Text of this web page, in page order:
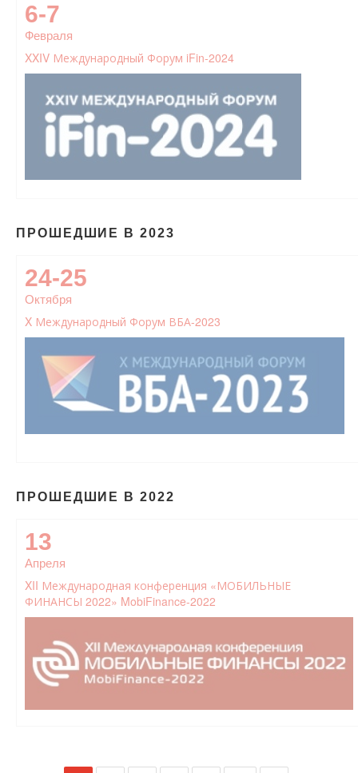
6-7
Февраля
XXIV Международный Форум iFin-2024
ПРОШЕДШИЕ В 2023
24-25
Октября
X Международный Форум ВБА-2023
ПРОШЕДШИЕ В 2022
13
Апреля
XII Международная конференция «МОБИЛЬНЫЕ
ФИНАНСЫ 2022» MobiFinance-2022